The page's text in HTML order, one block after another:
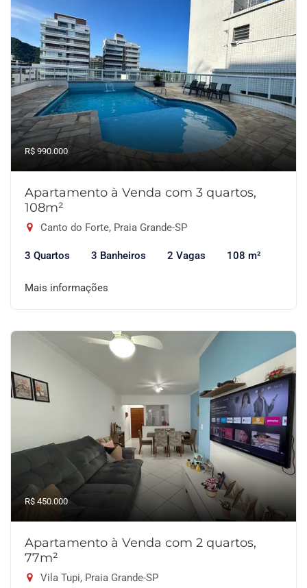
R$ 990.000
Apartamento à Venda com 3 quartos,
108m²
Canto do Forte, Praia Grande-SP
3 Quartos 3 Banheiros 2 Vagas 108 m²
Mais informações
R$ 450.000
Apartamento à Venda com 2 quartos,
77m²
Vila Tupi, Praia Grande-SP